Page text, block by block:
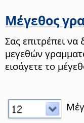
Μέγεθος
Σας επιτρέπει να
μεγεθών
εισάγετε το